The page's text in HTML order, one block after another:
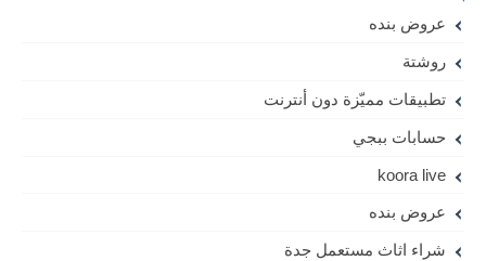
عروض بنده
روشتة
تطبيقات مميّزة دون أنترنت
حسابات ببجي
koora live
عروض بنده
شراء اثاث مستعمل جدة